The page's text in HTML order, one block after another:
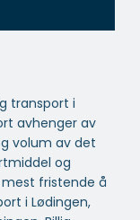
transport i
avhenger av
volum av det
og
fristende å
i Lødingen,